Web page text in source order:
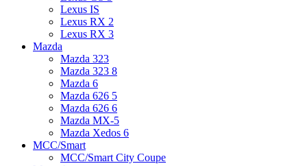
Lexus IS
Lexus RX 2
Lexus RX 3
Mazda
Mazda 323
Mazda 323 8
Mazda 6
Mazda 626 5
Mazda 626 6
Mazda MX-5
Mazda Xedos 6
MCC/Smart
MCC/Smart City Coupe